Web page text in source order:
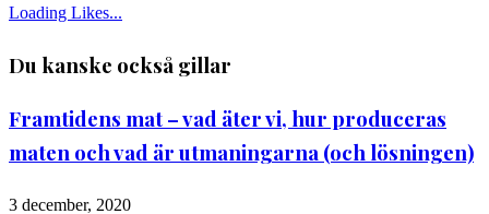
Loading Likes...
Du kanske också gillar
Framtidens mat – vad äter vi, hur produceras
maten och vad är utmaningarna (och lösningen)
3 december, 2020